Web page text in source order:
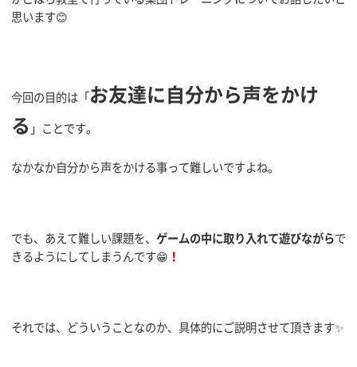
思います😊
今回の目的は「お友達に自分から声をかけ
る 」ことです。
なかなか自分から声をかける事って難しいですよね。
でも、あえて難しい課題を、 ゲームの中に取り入れて遊びながらで
きるようにしてしまうんです😁 ！
それでは、どういうことなのか、具体的にご説明させて頂きます✨